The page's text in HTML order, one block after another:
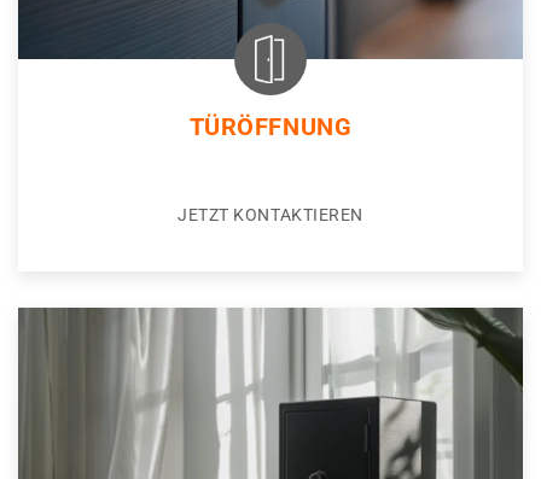
TÜRÖFFNUNG
JETZT KONTAKTIEREN